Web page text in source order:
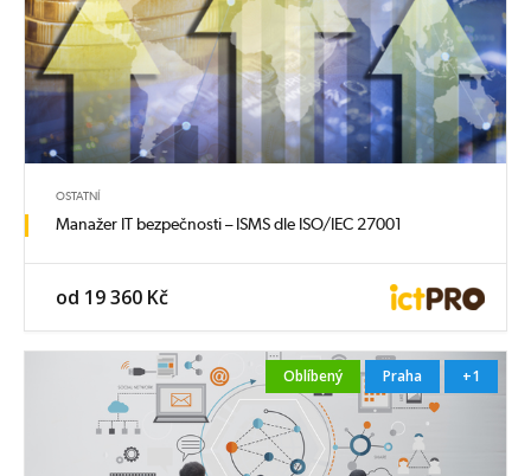
OSTATNÍ
Manažer IT bezpečnosti – ISMS dle ISO/IEC 27001
od 19 360 Kč
Oblíbený Praha +1